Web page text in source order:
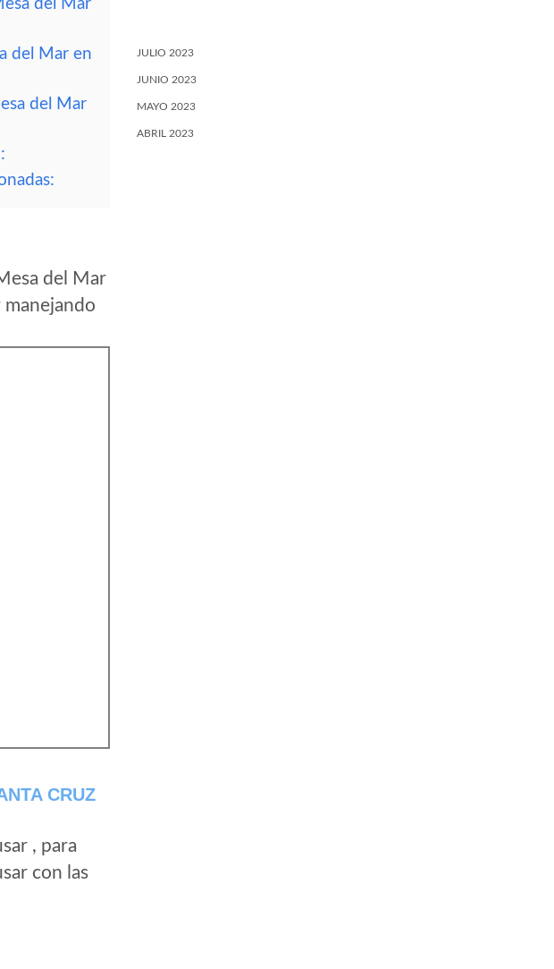
del Mar
del Mar en
del Mar
del Mar
CRUZ
, para
con las
JULIO 2023
JUNIO 2023
MAYO 2023
ABRIL 2023